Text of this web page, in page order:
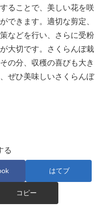
ることで、美しい花を咲
できます。適切な剪定、
などを行い、さらに受粉
大切です。さくらんぼ栽
の分、収穫の喜びも大き
ぜひ美味しいさくらんぼ
る
はてブ
コピー